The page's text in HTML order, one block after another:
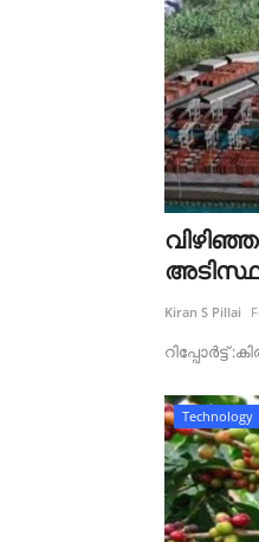
Kiran S Pillai
റിപ്പോർട്ട്‌
Technology